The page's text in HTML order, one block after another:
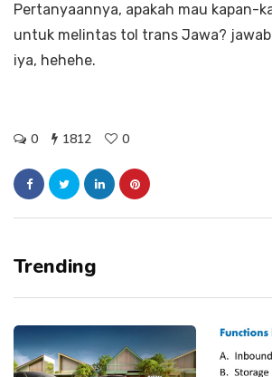
Pertanyaannya, apakah mau kapan-
untuk melintas tol trans Jawa?
iya, hehehe.
0 1812 0
Trending